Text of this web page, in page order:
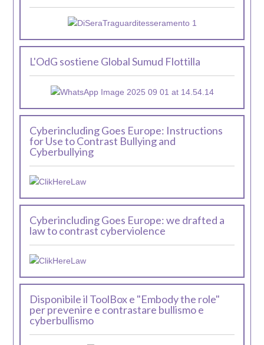
L'OdG sostiene Global Sumud Flottilla
Cyberincluding Goes Europe: Instructions
for Use to Contrast Bullying and
Cyberbullying
Cyberincluding Goes Europe: we drafted a
law to contrast cyberviolence
Disponibile il ToolBox e "Embody the role"
per prevenire e contrastare bullismo e
cyberbullismo